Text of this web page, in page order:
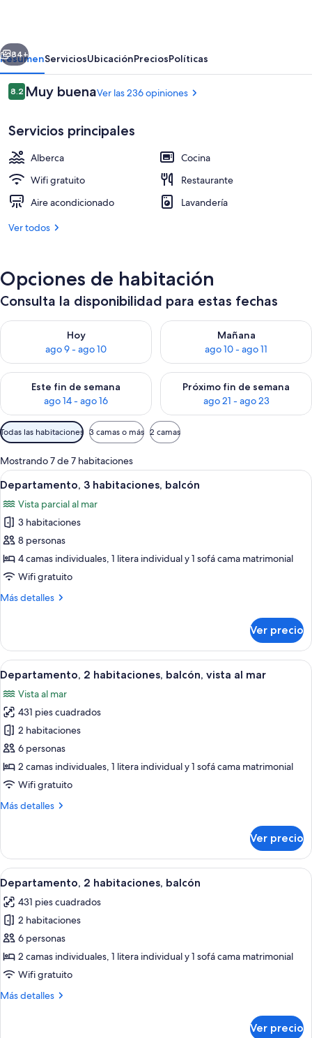
Adults
Only
Servicio de la propiedad
Siguiente
84+
ResumenServiciosUbicaciónPreciosPolíticas
Opiniones
8.28.2 de 10,
Muy buenaVer las 236 opiniones
Servicios principales
Alberca
Cocina
Wifi gratuito
Restaurante
Aire acondicionado
Lavandería
Ver todos
Opciones de habitación
Consulta la disponibilidad para estas fechas
Hoy
ago 9 - ago 10
Consulta la disponibilidad para hoy ago 9 - ago 10
Mañana
ago 10 - ago 11
Consulta la disponibilidad
Este fin de semana
ago 14 - ago 16
Consulta la disponibilidad para este fin de semana ago 14 -
Próximo fin de semana
ago 21 - ago 23
Consulta la disponibilidad
Filtros
disponibles
para
las
habitaciones
Todas las habitaciones 3 camas o más 2 camas
Mostrando 7 de 7 habitaciones
Abrir
todas
las
fotos
de
Departamento,
3
balcón
Un hotel frente al mar con varios
11
Departamento, 3 habitaciones, balcón
Vista parcial al mar
3 habitaciones
8 personas
4 camas individuales, 1 litera individual y 1 sofá cama matrimonial
Wifi gratuito
Más detalles
Más
3
habitaciones,
balcón
Ver precio
Abrir
todas
las
fotos
de
Departamento,
2
habitaciones,
balcón,
vista
Habitación de hotel moderna con
7
Departamento, 2 habitaciones, balcón, vista al mar
Vista al mar
431 pies cuadrados
2 habitaciones
6 personas
2 camas individuales, 1 litera individual y 1 sofá cama matrimonial
Wifi gratuito
Más detalles
Más
2
habitaciones,
balcón,
vista
al
mar
Ver precio
Abrir
todas
las
fotos
de
Departamento,
2
balcón
Un dormitorio moderno con colcha
7
Departamento, 2 habitaciones, balcón
431 pies cuadrados
2 habitaciones
6 personas
2 camas individuales, 1 litera individual y 1 sofá cama matrimonial
Wifi gratuito
Más detalles
Más
Ver precio